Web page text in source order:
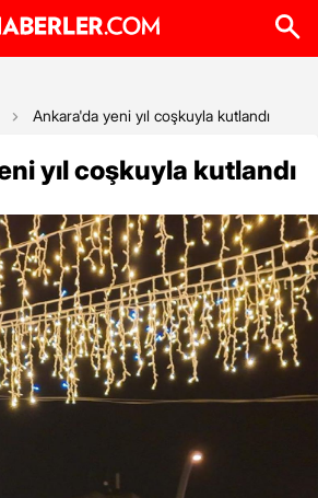
Ankara'da yeni yıl coşkuyla kutlandı
yıl coşkuyla kutlandı